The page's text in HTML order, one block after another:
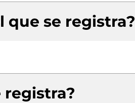
que se registra?
registra?